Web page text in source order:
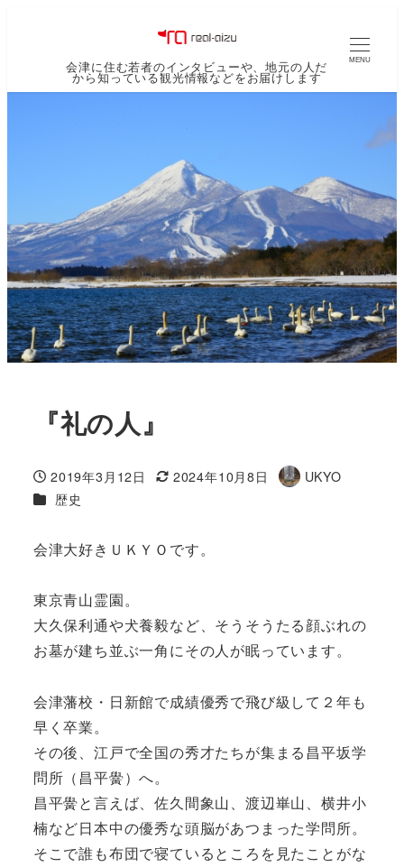
会津に住む若者のインタビューや、地元の人だ
から知っている観光情報などをお届けします
MENU
『礼の人』
投稿日
2019年3月12日
更新日
2024年10月8日
著
UKYO
カテゴリー
歴史
会津大好きＵＫＹＯです。
東京青山霊園。
大久保利通や犬養毅など、そうそうたる顔ぶれの
お墓が建ち並ぶ一角にその人が眠っています。
会津藩校・日新館で成績優秀で飛び級して２年も
早く卒業。
その後、江戸で全国の秀才たちが集まる昌平坂学
問所（昌平黌）へ。
昌平黌と言えば、佐久間象山、渡辺崋山、横井小
楠など日本中の優秀な頭脳があつまった学問所。
そこで誰も布団で寝ているところを見たことがな